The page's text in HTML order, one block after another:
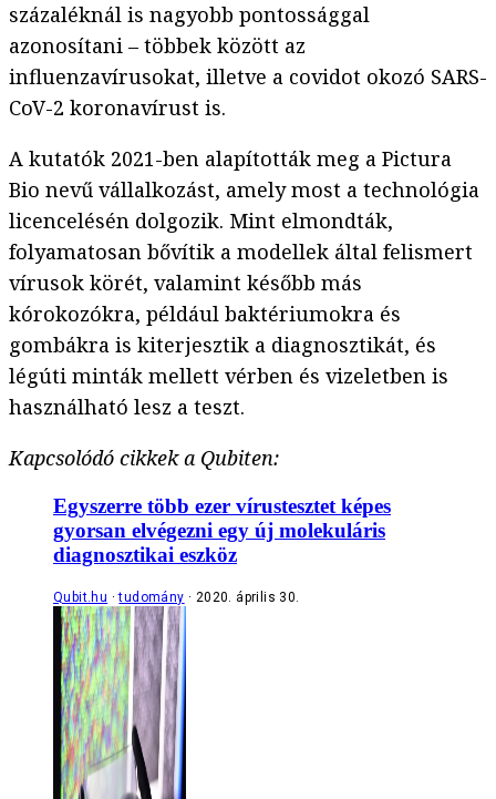
százaléknál is nagyobb pontossággal
azonosítani – többek között az
influenzavírusokat, illetve a covidot okozó SARS-
CoV-2 koronavírust is.
A kutatók 2021-ben alapították meg a Pictura
Bio nevű vállalkozást, amely most a technológia
licencelésén dolgozik. Mint elmondták,
folyamatosan bővítik a modellek által felismert
vírusok körét, valamint később más
kórokozókra, például baktériumokra és
gombákra is kiterjesztik a diagnosztikát, és
légúti minták mellett vérben és vizeletben is
használható lesz a teszt.
Kapcsolódó cikkek a Qubiten:
Egyszerre több ezer vírustesztet képes
gyorsan elvégezni egy új molekuláris
diagnosztikai eszköz
Qubit.hu tudomány 2020. április 30.